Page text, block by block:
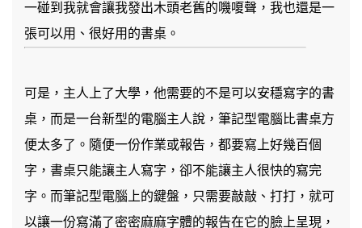
一碰到我就會讓我發出木頭老舊的嘰嗄聲，我也還是一
張可以用、很好用的書桌。
可是，主人上了大學，他需要的不是可以安穩寫字的書
桌，而是一台新型的電腦主人說，筆記型電腦比書桌方
便太多了。隨便一份作業或報告，都要寫上好幾百個
字，書桌只能讓主人寫字，卻不能讓主人很快的寫完
字。而筆記型電腦上的鍵盤，只需要敲敲、打打，就可
以讓一份寫滿了密密麻麻字體的報告在它的臉上呈現，